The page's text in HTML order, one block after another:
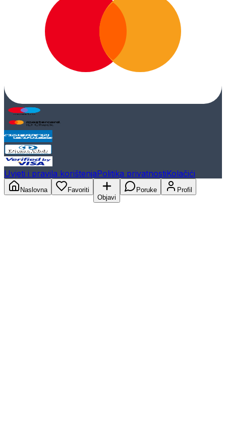
Uvjeti i pravila korištenjaPolitika privatnostiKolačići
Naslovna
Favoriti
Objavi
Poruke Profil